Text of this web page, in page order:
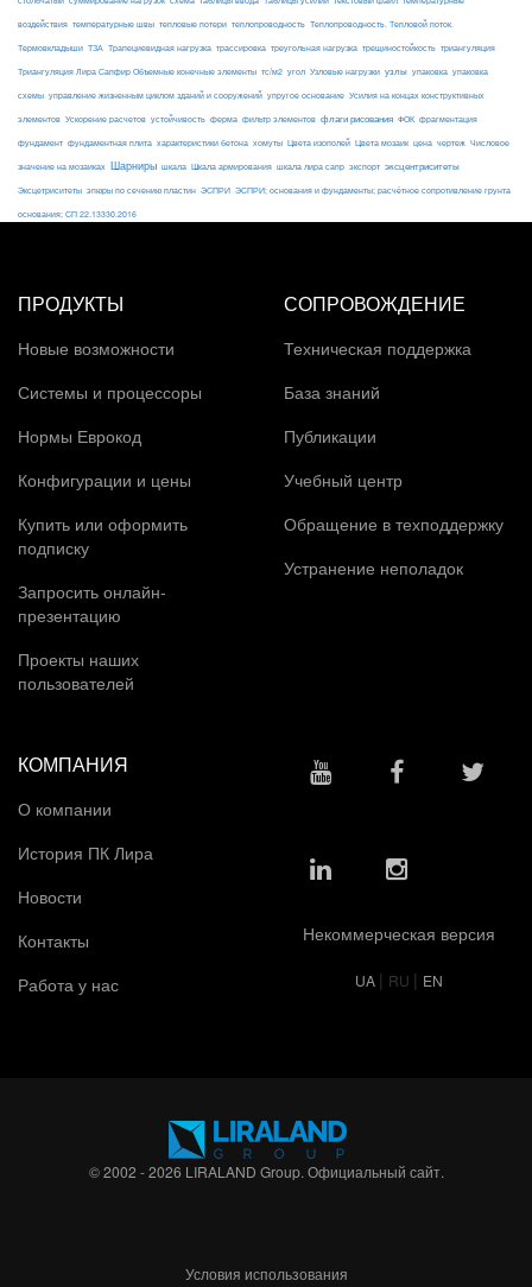
воздействия температурные швы тепловые потери теплопроводность Теплопроводность. Тепловой поток.
Термовкладыши ТЗА Трапециевидная нагрузка трассировка треугольная нагрузка трещиностойкость триангуляция
Триангуляция Лира Сапфир Объемные конечные элементы тс/м2 угол Узловые нагрузки узлы упаковка упаковка
схемы управление жизненным циклом зданий и сооружений упругое основание Усилия на концах конструктивных
элементов Ускорение расчетов устойчивость ферма фильтр элементов флаги рисования ФОК фрагментация
фундамент фундаментная плита характеристики бетона хомуты Цвета изополей Цвета мозаик цена чертеж Числовое
значение на мозаиках Шарниры шкала Шкала армирования шкала лира сапр экспорт эксцентриситеты
Эксцетриситеты эпюры по сечению пластин ЭСПРИ ЭСПРИ; основания и фундаменты; расчётное сопротивление грунта
основания; СП 22.13330.2016
ПРОДУКТЫ
Новые возможности
Системы и процессоры
Нормы Еврокод
Конфигурации и цены
Купить или оформить
подписку
Запросить онлайн-
презентацию
Проекты наших
пользователей
СОПРОВОЖДЕНИЕ
Техническая поддержка
База знаний
Публикации
Учебный центр
Обращение в техподдержку
Устранение неполадок
КОМПАНИЯ
О компании
История ПК Лира
Новости
Контакты
Работа у нас
Некоммерческая версия
UA | RU | EN
© 2002 - 2026 LIRALAND Group. Официальный сайт.
Условия использования